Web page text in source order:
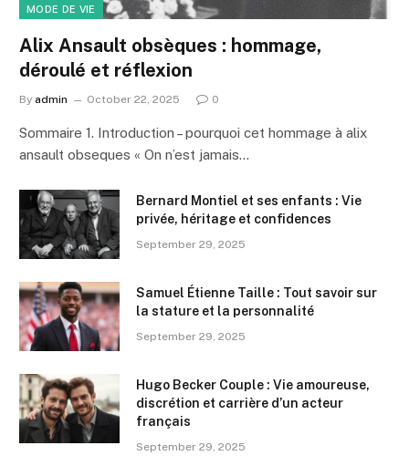
MODE DE VIE
Alix Ansault obsèques : hommage,
déroulé et réflexion
By admin October 22, 2025 0
Sommaire 1. Introduction – pourquoi cet hommage à alix
ansault obseques « On n’est jamais…
Bernard Montiel et ses enfants : Vie
privée, héritage et confidences
September 29, 2025
Samuel Étienne Taille : Tout savoir sur
la stature et la personnalité
September 29, 2025
Hugo Becker Couple : Vie amoureuse,
discrétion et carrière d’un acteur
français
September 29, 2025